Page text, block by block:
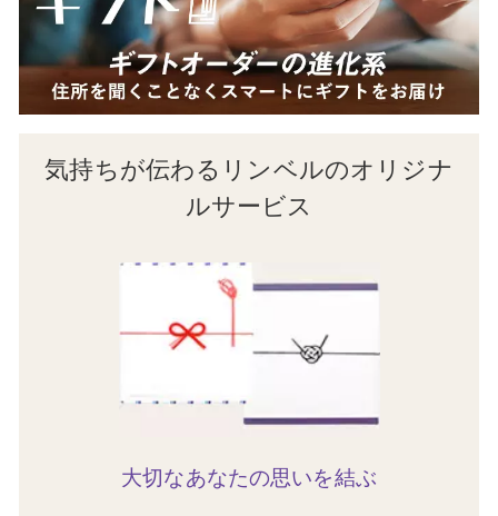
気持ちが伝わるリンベルのオリジナ
ルサービス
大切なあなたの思いを結ぶ